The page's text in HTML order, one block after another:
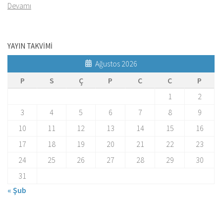
Devamı
YAYIN TAKVİMİ
Ağustos 2026
P
S Ç P C C
P
1
2
3
4 5 6 7 8
9
10
11 12 13 14 15
16
17
18 19 20 21 22
23
24
25 26 27 28 29
30
31
« Şub